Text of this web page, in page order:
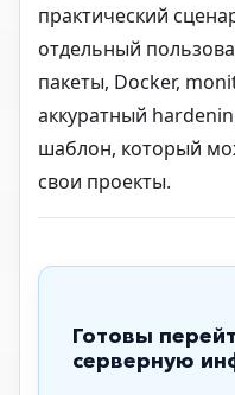
практический
отдельный
пакеты, Docker,
аккуратный
шаблон, который
свои проекты.
Готовы
серверную